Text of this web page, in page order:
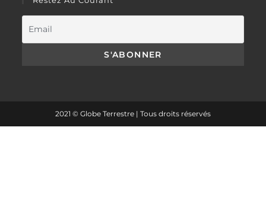
2021 © Globe Terrestre | Tous droits réservés